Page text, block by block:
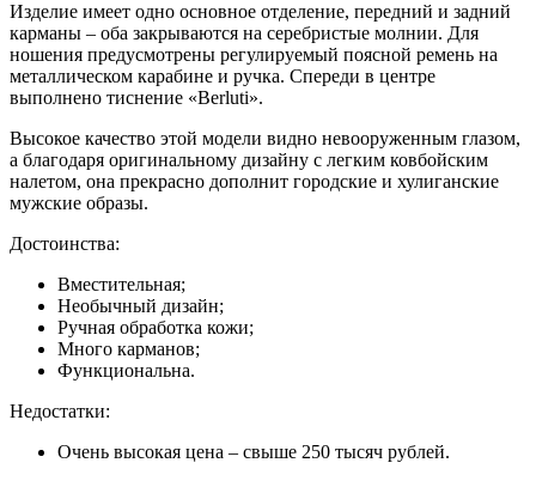
Изделие имеет одно основное отделение, передний и задний
карманы – оба закрываются на серебристые молнии. Для
ношения предусмотрены регулируемый поясной ремень на
металлическом карабине и ручка. Спереди в центре
выполнено тиснение «Berluti».
Высокое качество этой модели видно невооруженным глазом,
а благодаря оригинальному дизайну с легким ковбойским
налетом, она прекрасно дополнит городские и хулиганские
мужские образы.
Достоинства:
Вместительная;
Необычный дизайн;
Ручная обработка кожи;
Много карманов;
Функциональна.
Недостатки:
Очень высокая цена – свыше 250 тысяч рублей.